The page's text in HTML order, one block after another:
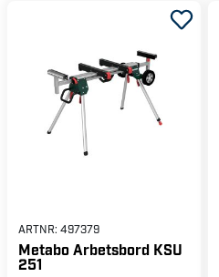
ARTNR: 497379
Metabo Arbetsbord KSU
251